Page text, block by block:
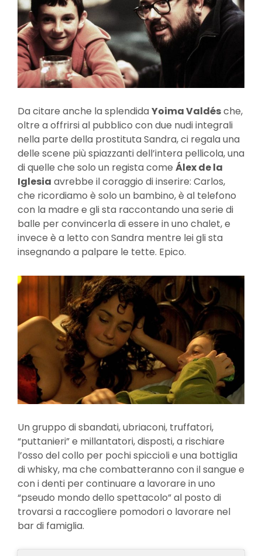
Da citare anche la splendidaYoima Valdésche,
oltre a offrirsi al pubblico con due nudi integrali
nella parte della prostituta Sandra, ci regala una
delle scene più spiazzanti dell’intera pellicola, una
di quelle che solo un regista come Álex de la
Iglesia avrebbe il coraggio di inserire: Carlos,
che ricordiamo è solo un bambino, è al telefono
con la madre e gli sta raccontando una serie di
balle per convincerla di essere in uno chalet, e
invece è a letto con Sandra mentre lei gli sta
insegnando a palpare le tette. Epico.
Un gruppo di sbandati, ubriaconi, truffatori,
“puttanieri” e millantatori, disposti, a rischiare
l’osso del collo per pochi spiccioli e una bottiglia
di whisky, ma che combatteranno con il sangue e
con i denti per continuare a lavorare in uno
“pseudo mondo dello spettacolo” al posto di
trovarsi a raccogliere pomodori o lavorare nel
bar di famiglia.